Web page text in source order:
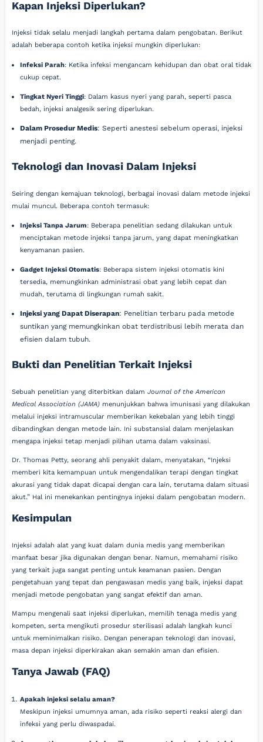
Kapan Injeksi Diperlukan?
Injeksi tidak selalu menjadi langkah pertama dalam pengobatan. Berikut
adalah beberapa contoh ketika injeksi mungkin diperlukan:
Infeksi Parah: Ketika infeksi mengancam kehidupan dan obat oral tidak
cukup cepat.
Tingkat Nyeri Tinggi: Dalam kasus nyeri yang parah, seperti pasca
bedah, injeksi analgesik sering diperlukan.
Dalam Prosedur Medis: Seperti anestesi sebelum operasi, injeksi
menjadi penting.
Teknologi dan Inovasi Dalam Injeksi
Seiring dengan kemajuan teknologi, berbagai inovasi dalam metode injeksi
mulai muncul. Beberapa contoh termasuk:
Injeksi Tanpa Jarum: Beberapa penelitian sedang dilakukan untuk
menciptakan metode injeksi tanpa jarum, yang dapat meningkatkan
kenyamanan pasien.
Gadget Injeksi Otomatis: Beberapa sistem injeksi otomatis kini
tersedia, memungkinkan administrasi obat yang lebih cepat dan
mudah, terutama di lingkungan rumah sakit.
Injeksi yang Dapat Diserapan: Penelitian terbaru pada metode
suntikan yang memungkinkan obat terdistribusi lebih merata dan
efisien dalam tubuh.
Bukti dan Penelitian Terkait Injeksi
Sebuah penelitian yang diterbitkan dalamJournal of the American
Medical Association (JAMA) menunjukkan bahwa imunisasi yang dilakukan
melalui injeksi intramuscular memberikan kekebalan yang lebih tinggi
dibandingkan dengan metode lain. Ini substansial dalam menjelaskan
mengapa injeksi tetap menjadi pilihan utama dalam vaksinasi.
Dr. Thomas Petty, seorang ahli penyakit dalam, menyatakan, “Injeksi
memberi kita kemampuan untuk mengendalikan terapi dengan tingkat
akurasi yang tidak dapat dicapai dengan cara lain, terutama dalam situasi
akut.” Hal ini menekankan pentingnya injeksi dalam pengobatan modern.
Kesimpulan
Injeksi adalah alat yang kuat dalam dunia medis yang memberikan
manfaat besar jika digunakan dengan benar. Namun, memahami risiko
yang terkait juga sangat penting untuk keamanan pasien. Dengan
pengetahuan yang tepat dan pengawasan medis yang baik, injeksi dapat
menjadi metode pengobatan yang sangat efektif dan aman.
Mampu mengenali saat injeksi diperlukan, memilih tenaga medis yang
kompeten, serta mengikuti prosedur sterilisasi adalah langkah kunci
untuk meminimalkan risiko. Dengan penerapan teknologi dan inovasi,
masa depan injeksi diperkirakan akan semakin aman dan efisien.
Tanya Jawab (FAQ)
Apakah injeksi selalu aman?
Meskipun injeksi umumnya aman, ada risiko seperti reaksi alergi dan
infeksi yang perlu diwaspadai.